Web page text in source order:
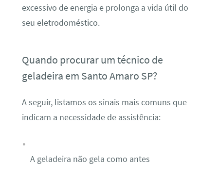
excessivo de energia e prolonga a vida útil do
seu eletrodoméstico.
Quando procurar um técnico de
geladeira em Santo Amaro SP?
A seguir, listamos os sinais mais comuns que
indicam a necessidade de assistência:
A geladeira não gela como antes